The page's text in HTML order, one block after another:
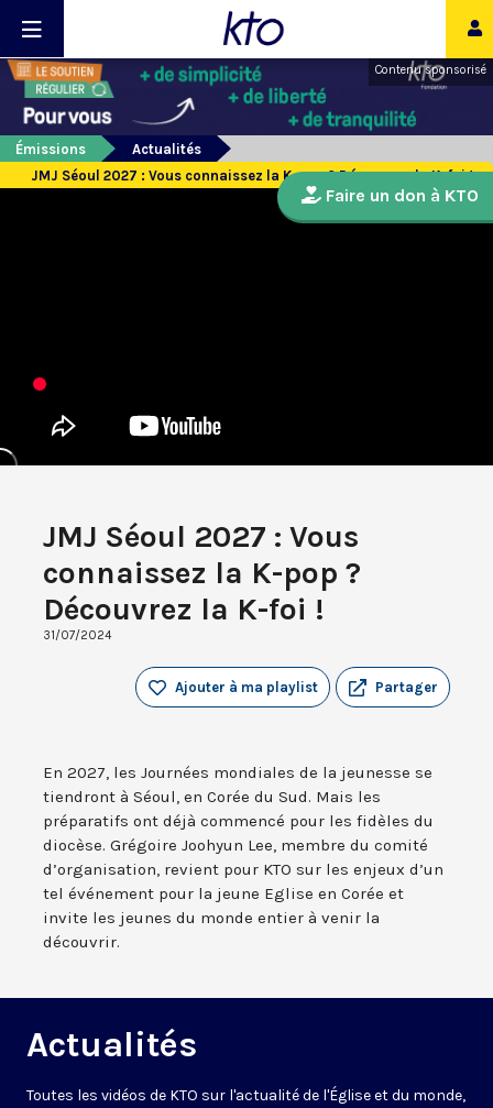
Contenu sponsorisé
Émissions
Actualités
JMJ Séoul 2027 : Vous connaissez la K-pop ? Découvrez la K-foi !
JMJ Séoul 2027 : Vous
connaissez la K-pop ?
Découvrez la K-foi !
31/07/2024
Partager
Ajouter à ma playlist
En 2027, les Journées mondiales de la jeunesse se
tiendront à Séoul, en Corée du Sud. Mais les
préparatifs ont déjà commencé pour les fidèles du
diocèse. Grégoire Joohyun Lee, membre du comité
d’organisation, revient pour KTO sur les enjeux d’un
tel événement pour la jeune Eglise en Corée et
invite les jeunes du monde entier à venir la
découvrir.
Actualités
Toutes les vidéos de KTO sur l'actualité de l'Église et du monde,
Faire un don à KTO